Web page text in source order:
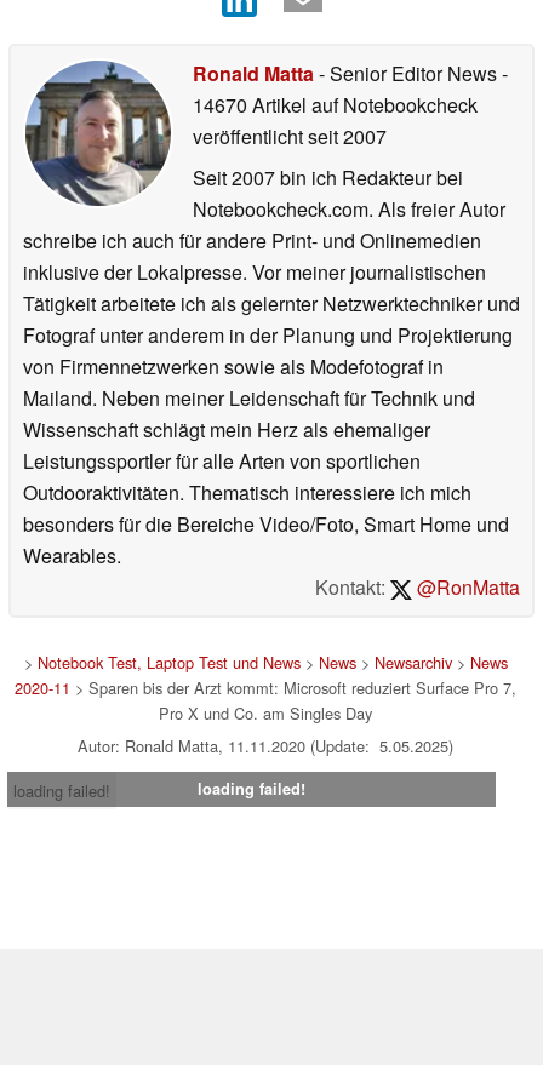
Ronald Matta- Senior Editor News-
14670 Artikel auf Notebookcheck
veröffentlichtseit 2007
Seit 2007 bin ich Redakteur bei
Notebookcheck.com. Als freier Autor
schreibe ich auch für andere Print- und Onlinemedien
inklusive der Lokalpresse. Vor meiner journalistischen
Tätigkeit arbeitete ich als gelernter Netzwerktechniker und
Fotograf unter anderem in der Planung und Projektierung
von Firmennetzwerken sowie als Modefotograf in
Mailand. Neben meiner Leidenschaft für Technik und
Wissenschaft schlägt mein Herz als ehemaliger
Leistungssportler für alle Arten von sportlichen
Outdooraktivitäten. Thematisch interessiere ich mich
besonders für die Bereiche Video/Foto, Smart Home und
Wearables.
Kontakt:
@RonMatta
> Notebook Test, Laptop Test und News> News> Newsarchiv> News
2020-11 > Sparen bis der Arzt kommt: Microsoft reduziert Surface Pro 7,
Pro X und Co. am Singles Day
Autor: Ronald Matta, 11.11.2020 (Update: 5.05.2025)
loading failed!
loading failed!